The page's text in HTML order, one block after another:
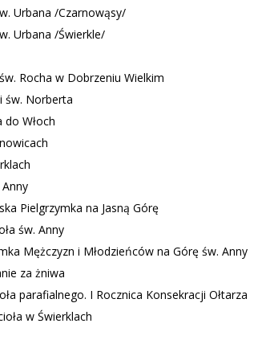
Urbana /Czarnowąsy/
Urbana /Świerkle/
Rocha w Dobrzeniu Wielkim
św. Norberta
do Włoch
Pielgrzymka na Jasną Górę
św. Anny
Mężczyzn i Młodzieńców na Górę św. Anny
za żniwa
parafialnego. I Rocznica Konsekracji Ołtarza
w Świerklach